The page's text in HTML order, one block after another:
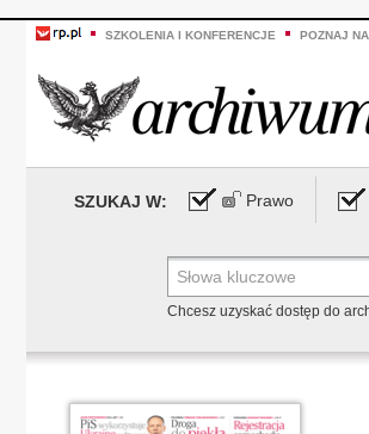
SZKOLENIA I KONFERENCJE POZNAJ
SZUKAJ W: Prawo
Chcesz uzyskać dostęp do